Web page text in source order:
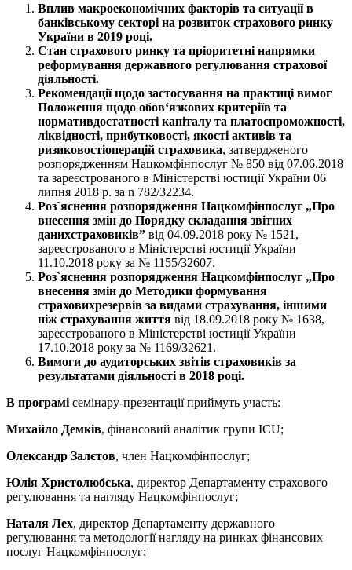
Вплив макроекономічних факторів та ситуації в
банківському секторі на розвиток страхового ринку
України в 2019 році.
Стан страхового ринку та пріоритетні напрямки
реформування державного регулювання страхової
діяльності.
Рекомендації щодо застосування на практиці вимог
Положення щодо обов‘язкових критеріїв та
нормативдостатності капіталу та платоспроможності,
ліквідності, прибутковості, якості активів та
ризиковостіоперацій страховика, затвердженого
розпорядженням Нацкомфінпослуг № 850 від 07.06.2018
та зареєстрованого в Міністерстві юстиції України 06
липня 2018 р. за n 782/32234.
Роз`яснення розпорядження Нацкомфінпослуг „Про
внесення змін до Порядку складання звітних
данихстраховиків” від 04.09.2018 року № 1521,
зареєстрованого в Міністерстві юстиції України
11.10.2018 року за № 1155/32607.
Роз`яснення розпорядження Нацкомфінпослуг „Про
внесення змін до Методики формування
страховихрезервів за видами страхування, іншими
ніж страхування життя від 18.09.2018 року № 1638,
зареєстрованого в Міністерстві юстиції України
17.10.2018 року за № 1169/32621.
Вимоги до аудиторських звітів страховиків за
результатами діяльності в 2018 році.
В програмі семінару-презентації приймуть участь:
Михайло Демків, фінансовий аналітик групи ICU;
Олександр Залєтов, член Нацкомфінпослуг;
Юлія Христолюбська, директор Департаменту страхового
регулювання та нагляду Нацкомфінпослуг;
Наталя Лех, директор Департаменту державного
регулювання та методології нагляду на ринках фінансових
послуг Нацкомфінпослуг;